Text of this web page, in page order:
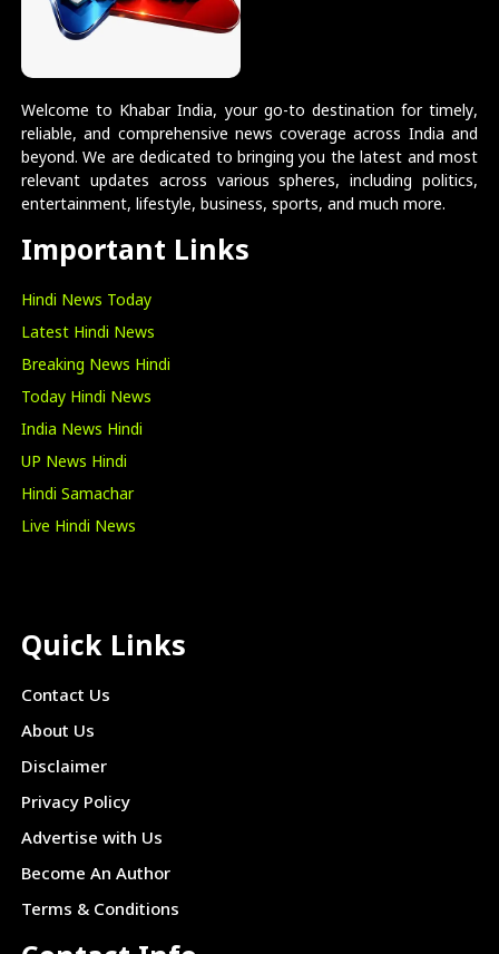
Welcome to Khabar India, your go-to destination for timely,
reliable, and comprehensive news coverage across India and
beyond. We are dedicated to bringing you the latest and most
relevant updates across various spheres, including politics,
entertainment, lifestyle, business, sports, and much more.
Important Links
Hindi News Today
Latest Hindi News
Breaking News Hindi
Today Hindi News
India News Hindi
UP News Hindi
Hindi Samachar
Live Hindi News
Quick Links
Contact Us
About Us
Disclaimer
Privacy Policy
Advertise with Us
Become An Author
Terms & Conditions